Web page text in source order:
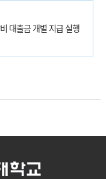
대출금 개별 지급 실행